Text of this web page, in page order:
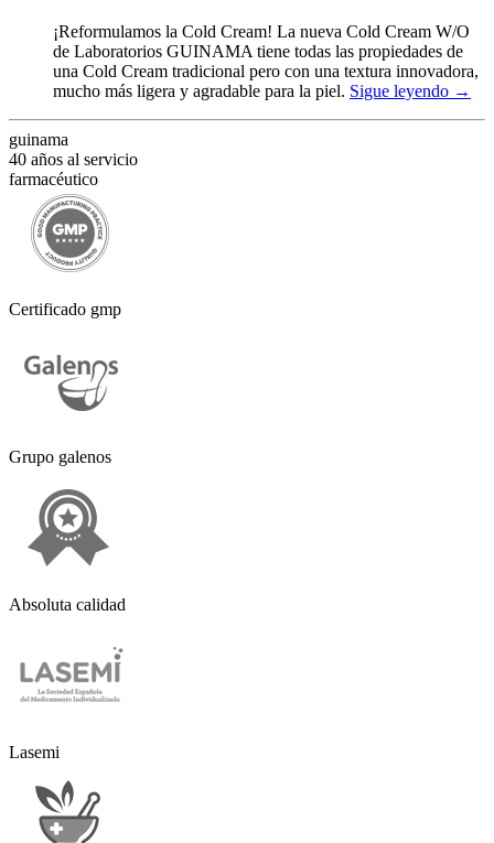
¡Reformulamos la Cold Cream! La nueva Cold Cream W/O
de Laboratorios GUINAMA tiene todas las propiedades de
una Cold Cream tradicional pero con una textura innovadora,
mucho más ligera y agradable para la piel. Sigue leyendo →
guinama
40 años al servicio
farmacéutico
Certificado gmp
Grupo galenos
Absoluta calidad
Lasemi